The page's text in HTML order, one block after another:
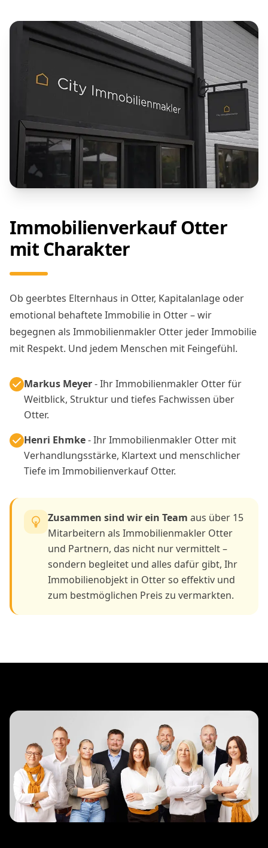
Immobilienverkauf Otter
mit Charakter
Ob geerbtes Elternhaus in Otter, Kapitalanlage oder
emotional behaftete Immobilie in Otter – wir
begegnen als Immobilienmakler Otter jeder Immobilie
mit Respekt. Und jedem Menschen mit Feingefühl.
Markus Meyer- Ihr Immobilienmakler Otter für
Weitblick, Struktur und tiefes Fachwissen über
Otter.
Henri Ehmke- Ihr Immobilienmakler Otter mit
Verhandlungsstärke, Klartext und menschlicher
Tiefe im Immobilienverkauf Otter.
Zusammen sind wir ein Team aus über 15
Mitarbeitern als Immobilienmakler Otter
und Partnern, das nicht nur vermittelt –
sondern begleitet und alles dafür gibt, Ihr
Immobilienobjekt in Otter so effektiv und
zum bestmöglichen Preis zu vermarkten.